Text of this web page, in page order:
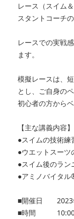
レース（スイム
スタントコーチ
レースでの実戦
ます。
模擬レースは、
とし、ご自身の
初心者の方から
【主な講義内容
●スイムの技術練
●ウエットスーツ
●スイム後のラン
●アミノバイタル
■開催日 2023
■時間 10:00